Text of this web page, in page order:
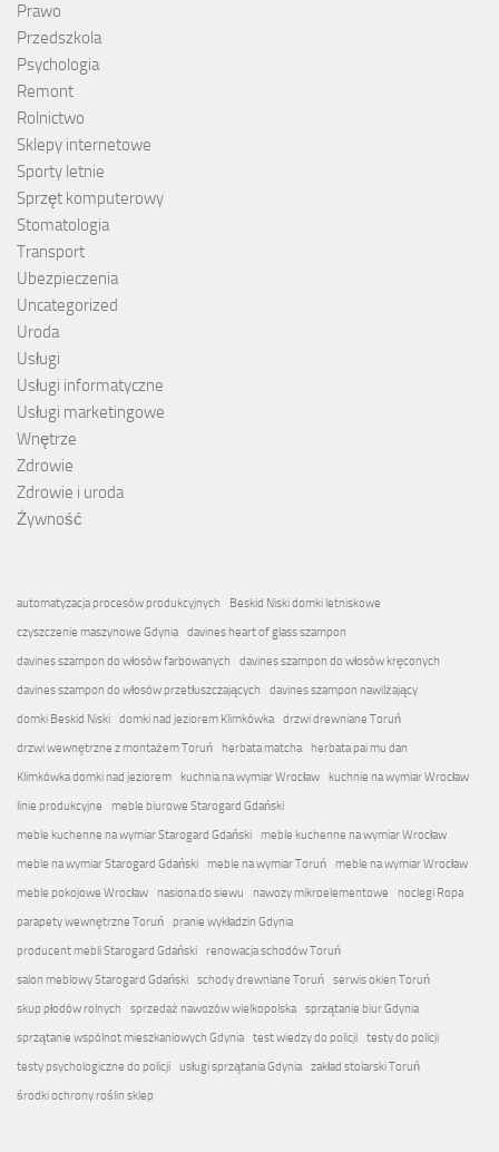
Prawo
Przedszkola
Psychologia
Remont
Rolnictwo
Sklepy internetowe
Sporty letnie
Sprzęt komputerowy
Stomatologia
Transport
Ubezpieczenia
Uncategorized
Uroda
Usługi
Usługi informatyczne
Usługi marketingowe
Wnętrze
Zdrowie
Zdrowie i uroda
Żywność
automatyzacja procesów produkcyjnych
Beskid Niski domki letniskowe
czyszczenie maszynowe Gdynia
davines heart of glass szampon
davines szampon do włosów farbowanych
davines szampon do włosów kręconych
davines szampon do włosów przetłuszczających
davines szampon nawilżający
domki Beskid Niski
domki nad jeziorem Klimkówka
drzwi drewniane Toruń
drzwi wewnętrzne z montażem Toruń
herbata matcha
herbata pai mu dan
Klimkówka domki nad jeziorem
kuchnia na wymiar Wrocław
kuchnie na wymiar Wrocław
linie produkcyjne
meble biurowe Starogard Gdański
meble kuchenne na wymiar Starogard Gdański
meble kuchenne na wymiar Wrocław
meble na wymiar Starogard Gdański
meble na wymiar Toruń
meble na wymiar Wrocław
meble pokojowe Wrocław
nasiona do siewu nawozy mikroelementowe
noclegi Ropa
parapety wewnętrzne Toruń
pranie wykładzin Gdynia
producent mebli Starogard Gdański
renowacja schodów Toruń
salon meblowy Starogard Gdański
schody drewniane Toruń
serwis okien Toruń
skup płodów rolnych
sprzedaż nawozów wielkopolska
sprzątanie biur Gdynia
sprzątanie wspólnot mieszkaniowych Gdynia
test wiedzy do policji
testy do policji
testy psychologiczne do policji
usługi sprzątania Gdynia
zakład stolarski Toruń
środki ochrony roślin sklep